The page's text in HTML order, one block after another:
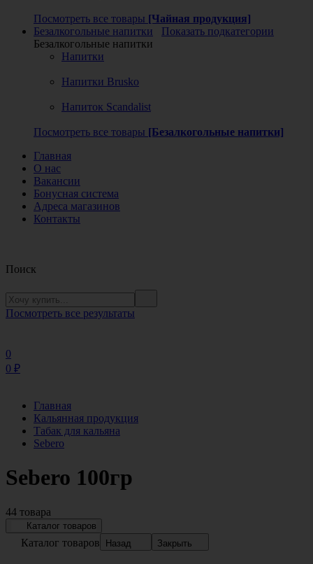
Посмотреть все товары [Чайная продукция]
Безалкогольные напитки
Показать подкатегории
Безалкогольные напитки
Напитки
Напитки Brusko
Напиток Scandalist
Посмотреть все товары [Безалкогольные напитки]
Главная
О нас
Вакансии
Бонусная система
Адреса магазинов
Контакты
Поиск
Посмотреть все результаты
0
0 ₽
Главная
Кальянная продукция
Табак для кальяна
Sebero
Sebero 100гр
44 товара
Каталог товаров
Каталог товаров Назад Закрыть